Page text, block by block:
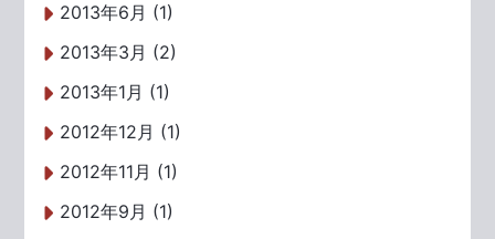
2013年6月 (1)
2013年3月 (2)
2013年1月 (1)
2012年12月 (1)
2012年11月 (1)
2012年9月 (1)